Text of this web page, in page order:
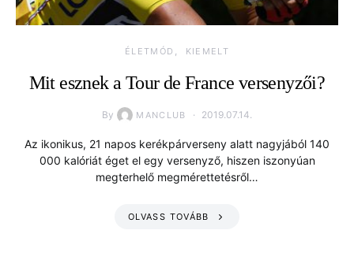
ÉLETMÓD KIEMELT
Mit esznek a Tour de France versenyzői?
By MANCLUB 2019.07.14.
Az ikonikus, 21 napos kerékpárverseny alatt nagyjából 140
000 kalóriát éget el egy versenyző, hiszen iszonyúan
megterhelő megmérettetésről…
OLVASS TOVÁBB